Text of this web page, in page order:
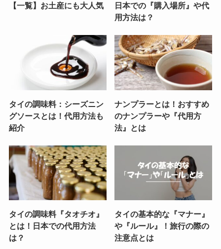
【一覧】お土産にも大人気
日本での『購入場所』や代
用方法は？
タイの調味料：シーズニン
グソースとは！代用方法も
紹介
ナンプラーとは！おすすめ
のナンプラーや『代用方
法』とは
タイの調味料『タオチオ』
とは！日本での代用方法
は？
タイの基本的な『マナー』
や『ルール』！旅行の際の
注意点とは